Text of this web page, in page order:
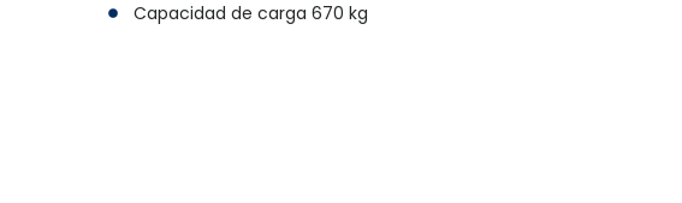
Capacidad de carga 670 kg